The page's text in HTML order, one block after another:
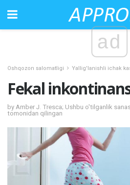
ad
Oshqozon salomatligi Yallig'lanishli ichak
Fekal
by Amber J. Tresca; Ushbu o'tilganlik
tomonidan qilingan